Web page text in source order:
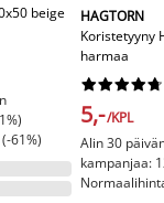
beige
61%)
HAGTORN
Koristetyyny
harmaa






5,-/KPL
Alin 30
kampanjaa: